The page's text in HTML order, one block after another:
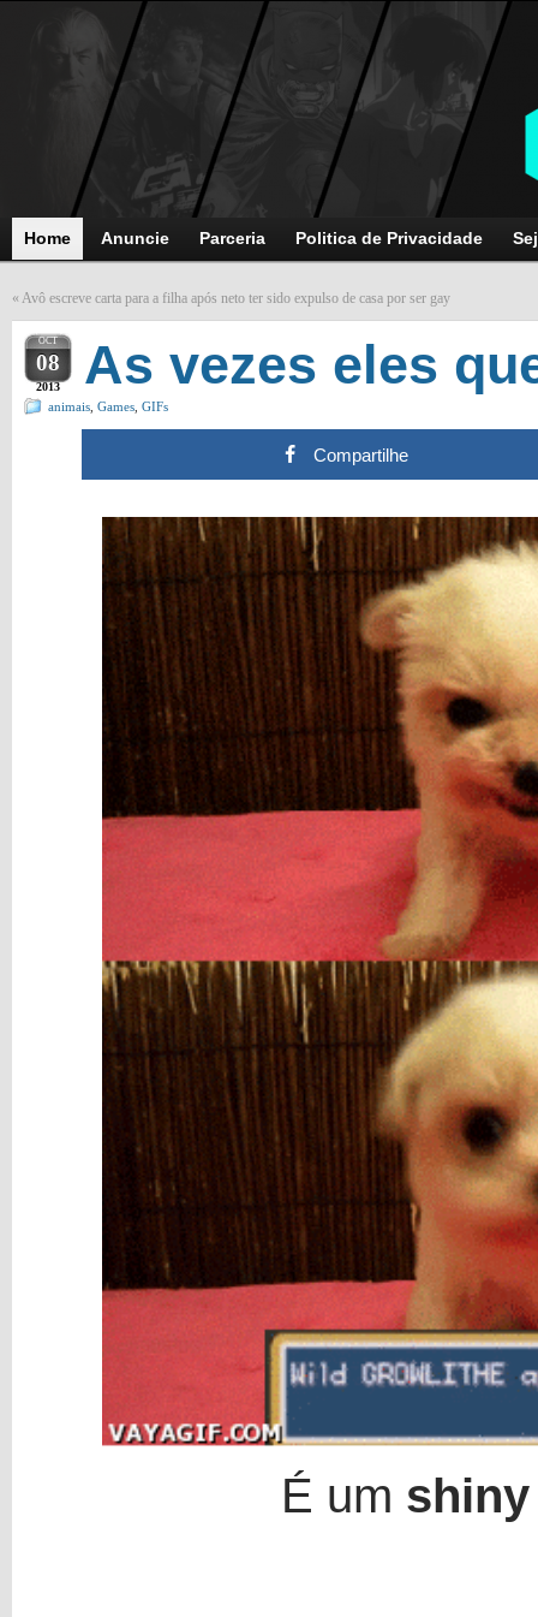
Home Anuncie Parceria Politica de Privacidade
« Avô escreve carta para a filha após neto ter sido expulso de casa por ser gay
OCT
08
2013 As vezes eles
animais Games GIFs
Compartilhe
É um shiny